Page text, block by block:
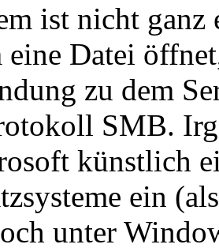
ist nicht
eine Datei
zu dem
SMB.
künstlich
ein
unter